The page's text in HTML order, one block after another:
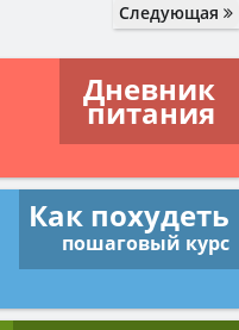
Следующая
Дневник
питания
Как похудеть
пошаговый курс